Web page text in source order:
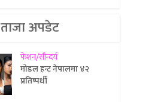
ताजा अपडेट
फेशन/सौन्दर्य
मोडल हन्ट नेपालमा ४२
प्रतिष्पर्धी